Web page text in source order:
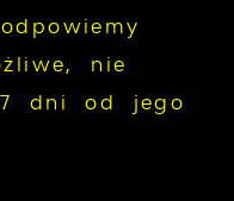
nie
dni od jego